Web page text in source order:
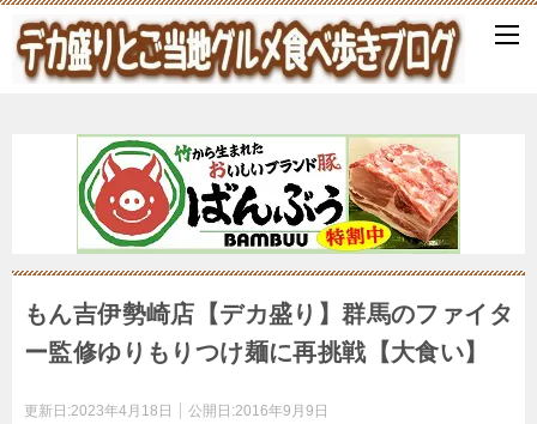
もん吉伊勢崎店【デカ盛り】群馬のファイタ
ー監修ゆりもりつけ麺に再挑戦【大食い】
更新日:2023年4月18日 公開日:2016年9月9日